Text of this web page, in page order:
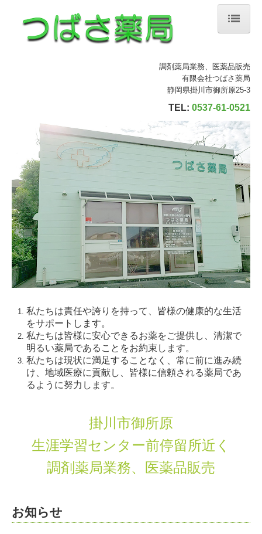
交通案内
中宿薬局
ひかる薬局
お問い合わせ
研修認定薬剤師
各種掲示事項
調剤薬局業務、医薬品販売
有限会社つばさ薬局
静岡県掛川市御所原25-3
TEL: 0537-61-0521
私たちは責任や誇りを持って、皆様の健康的な生活
をサポートします。
私たちは皆様に安心できるお薬をご提供し、清潔で
明るい薬局であることをお約束します。
私たちは現状に満足することなく、常に前に進み続
け、地域医療に貢献し、皆様に信頼される薬局であ
るように努力します。
掛川市御所原
生涯学習センター前停留所近く
調剤薬局業務、医薬品販売
お知らせ